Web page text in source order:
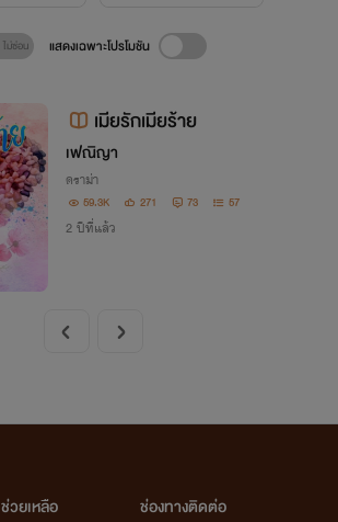
แสดงเฉพาะโปรโมชัน
เมียรักเมียร้าย
เฟณิญา
ดราม่า
59.3K 271 73 57
2 ปีที่แล้ว
ช่วยเหลือ
ช่องทางติดต่อ